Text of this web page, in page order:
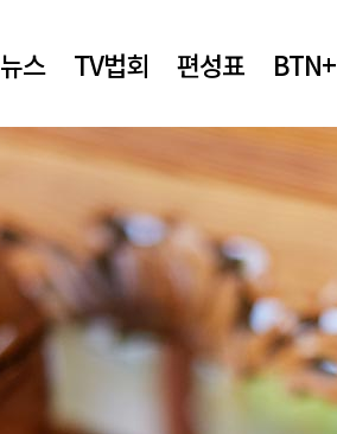
뉴스 TV법회 편성표 BTN+